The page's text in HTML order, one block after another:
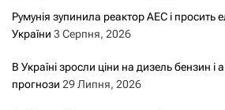
Румунія зупинила реактор АЕС і просить
України 3 Серпня, 2026
В Україні зросли ціни на дизель бензин і
прогнози 29 Липня, 2026